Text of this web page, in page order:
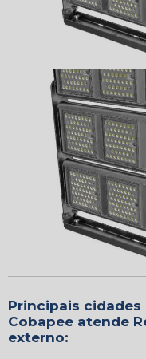
Principais cidades
Cobapee atende
externo: